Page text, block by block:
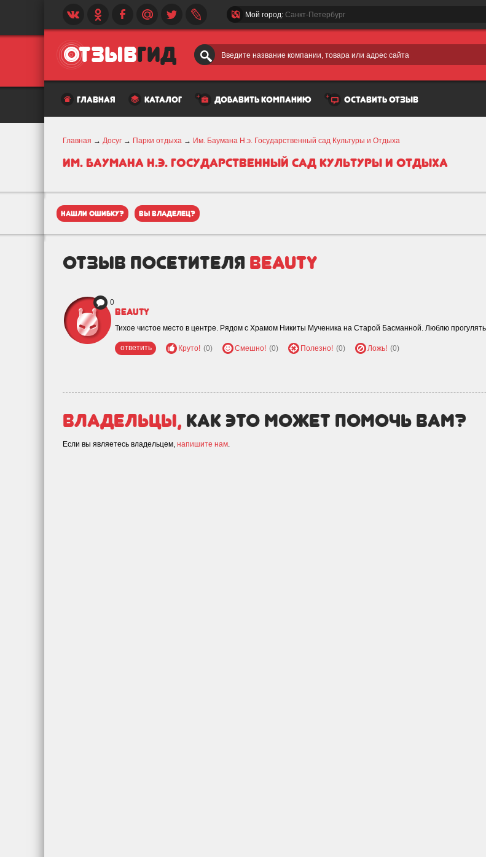
Введите название компании, товара или адрес сайта
Мой город: Санкт-Петербург
главная каталог добавить компанию оставить отзыв
Главная → Досуг → Парки отдыха → Им. Баумана Н.э. Государственный сад Культуры и Отдыха
Им. Баумана Н.э. Государственный сад Культуры и Отдыха
нашли ошибку? вы владелец?
отзыв посетителя beauty
0
beauty
Тихое чистое место в центре. Рядом с Храмом Никиты Мученика на Старой Басманной. Люблю
ответить Круто! (0) Смешно! (0) Полезно! (0) Ложь! (0)
Владельцы, как это может помочь вам?
Если вы являетесь владельцем, напишите нам.